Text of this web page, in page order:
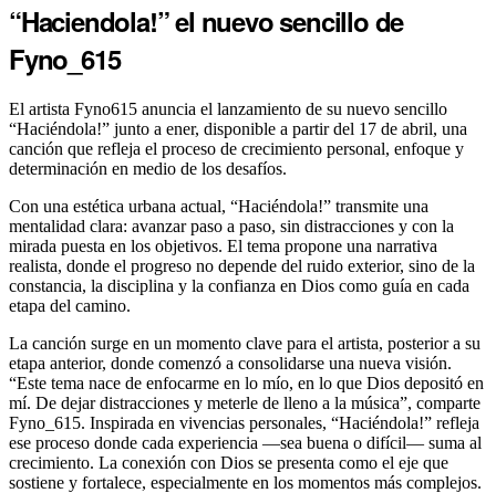
“Haciendola!” el nuevo sencillo de
Fyno_615
El artista Fyno615 anuncia el lanzamiento de su nuevo sencillo
“Haciéndola!” junto a ener, disponible a partir del 17 de abril, una
canción que refleja el proceso de crecimiento personal, enfoque y
determinación en medio de los desafíos.
Con una estética urbana actual, “Haciéndola!” transmite una
mentalidad clara: avanzar paso a paso, sin distracciones y con la
mirada puesta en los objetivos. El tema propone una narrativa
realista, donde el progreso no depende del ruido exterior, sino de la
constancia, la disciplina y la confianza en Dios como guía en cada
etapa del camino.
La canción surge en un momento clave para el artista, posterior a su
etapa anterior, donde comenzó a consolidarse una nueva visión.
“Este tema nace de enfocarme en lo mío, en lo que Dios depositó en
mí. De dejar distracciones y meterle de lleno a la música”, comparte
Fyno_615. Inspirada en vivencias personales, “Haciéndola!” refleja
ese proceso donde cada experiencia —sea buena o difícil— suma al
crecimiento. La conexión con Dios se presenta como el eje que
sostiene y fortalece, especialmente en los momentos más complejos.